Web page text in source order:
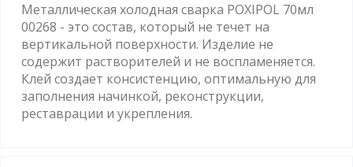
Металлическая холодная сварка POXIPOL 70мл
00268 - это состав, который не течет на
вертикальной поверхности. Изделие не
содержит растворителей и не воспламеняется.
Клей создает консистенцию, оптимальную для
заполнения начинкой, реконструкции,
реставрации и укрепления.